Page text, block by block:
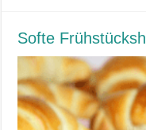
Softe